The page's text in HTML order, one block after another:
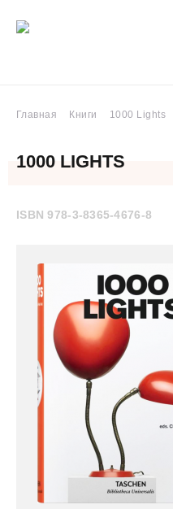
Главная Книги 1000 Lights
1000 LIGHTS
ISBN 978-3-8365-4676-8